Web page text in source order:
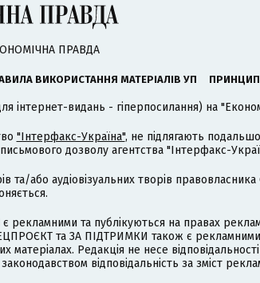
ПРАВДА
ВИКОРИСТАННЯ МАТЕРІАЛІВ УП
інтернет-видань - гіперпосилання) на
"Інтерфакс-Україна", не підлягають
дозволу агентства "Інтерфакс-
та/або аудіовізуальних творів
та публікуються на правах
та ЗА ПІДТРИМКИ також є
матеріалах. Редакція не несе
відповідальність за зміст